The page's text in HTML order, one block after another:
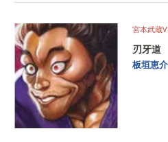
宮本武蔵
刃牙道
板垣恵介